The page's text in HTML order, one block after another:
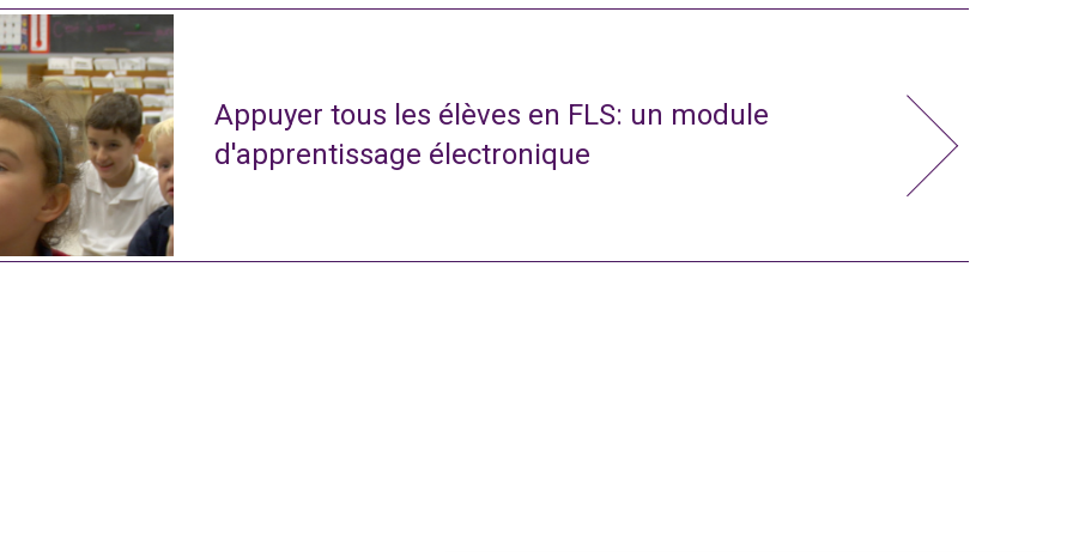
Appuyer tous les élèves en FLS: un module
d'apprentissage électronique